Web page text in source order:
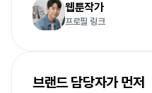
웹툰작가
프로필 링크
브랜드 담당자가 먼저